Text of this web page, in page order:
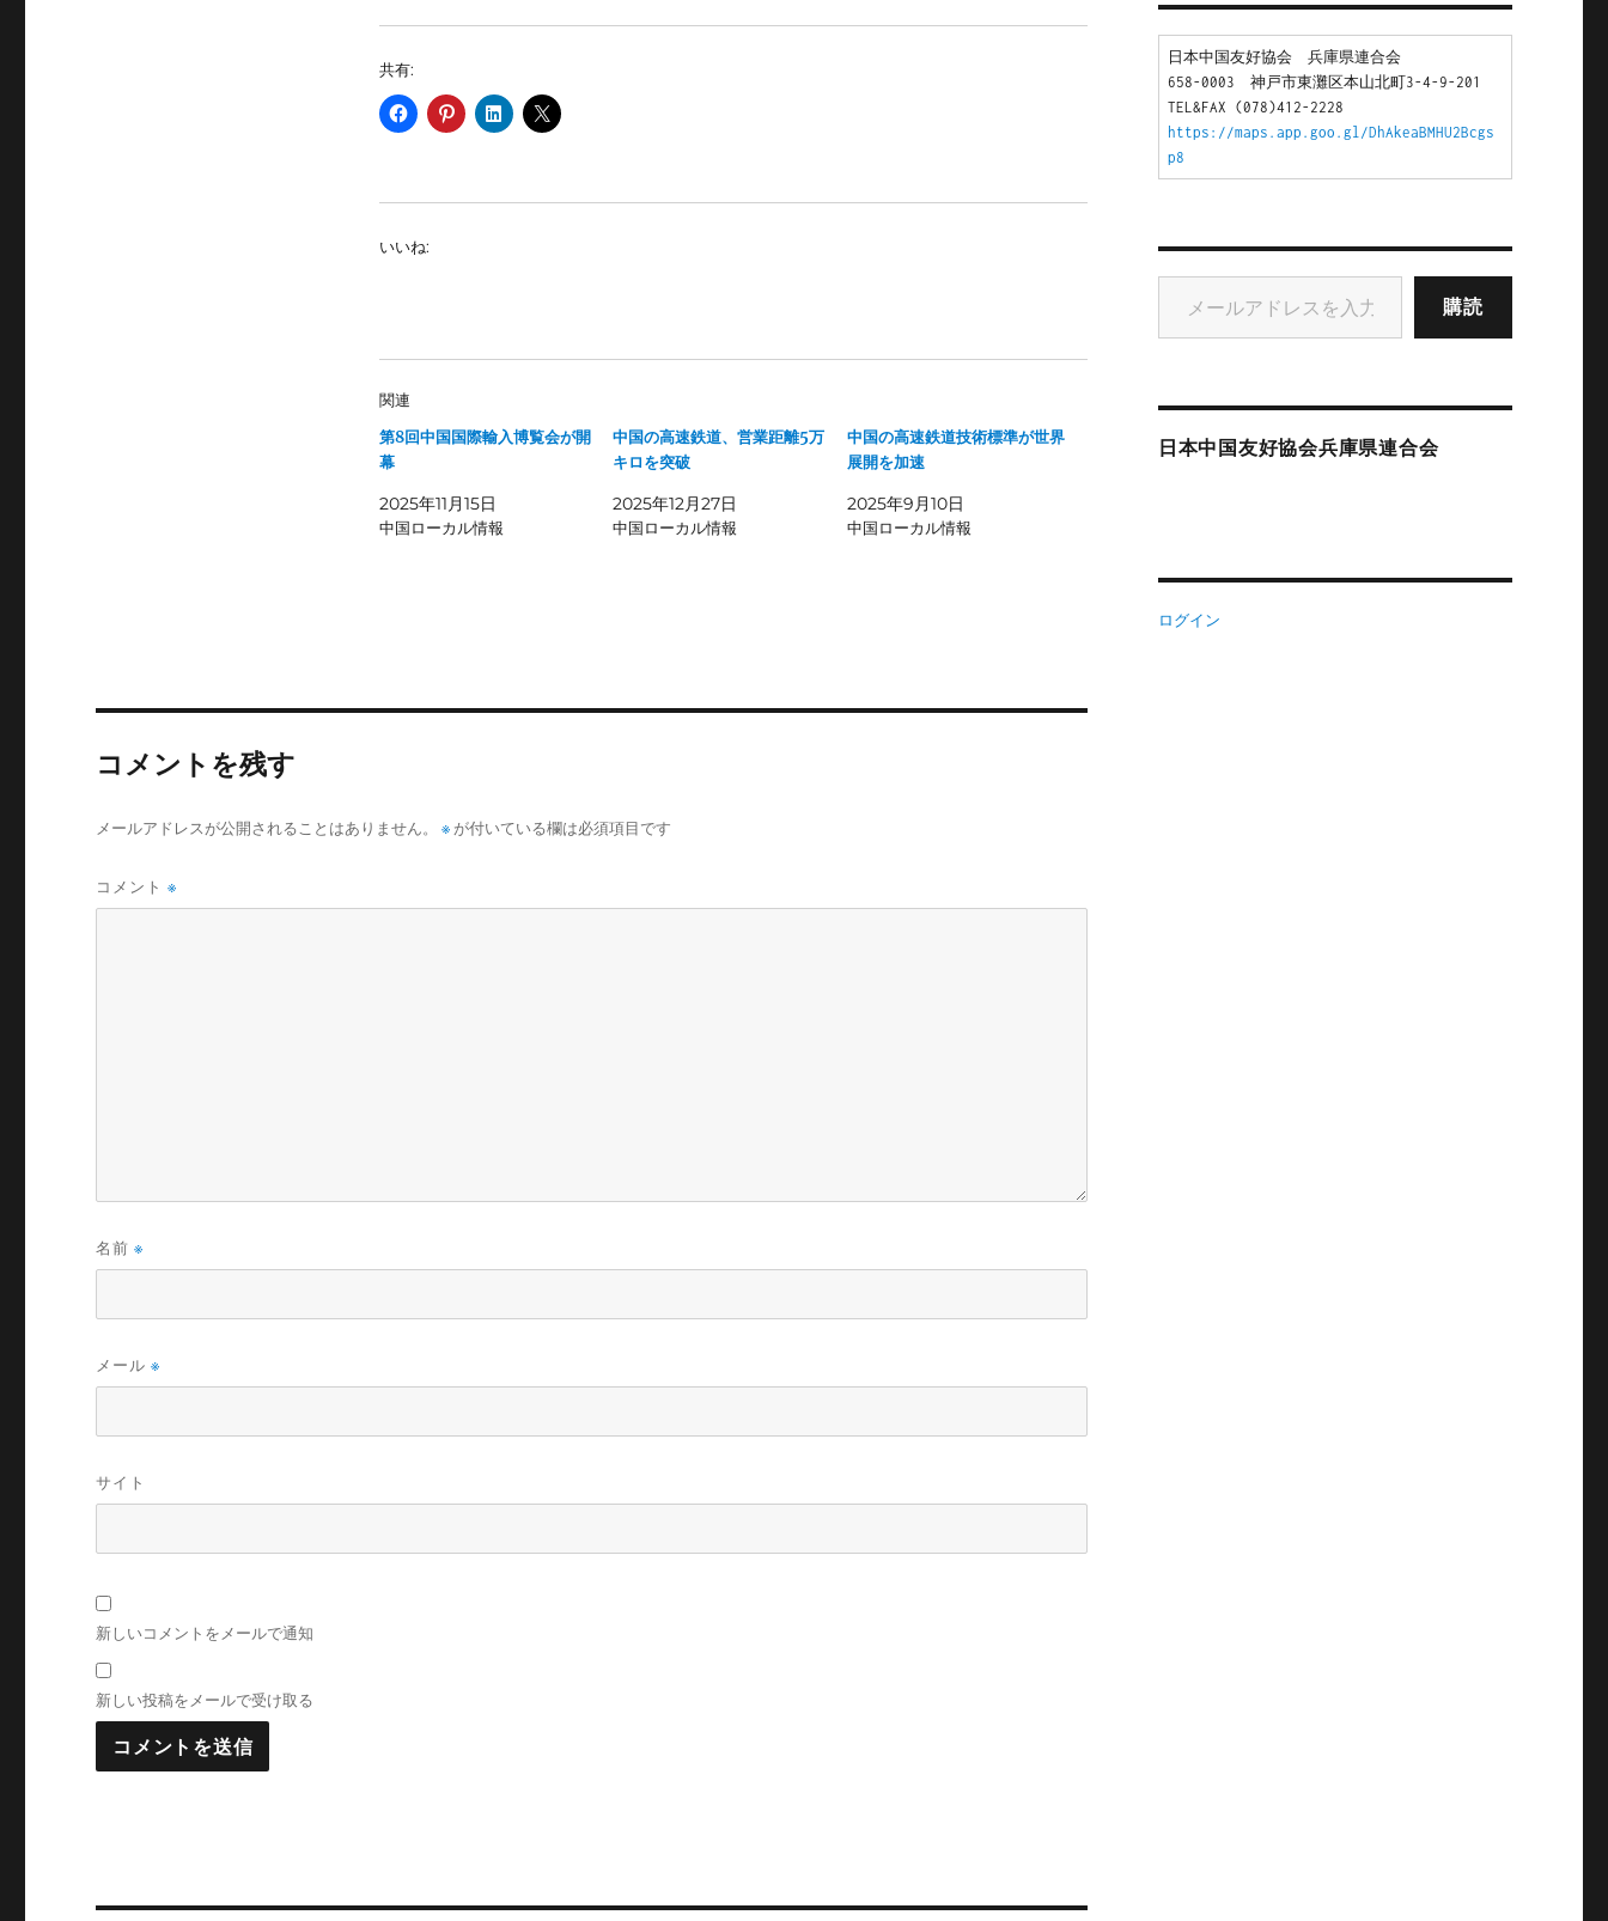
共有:
いいね:
関連
第8回中国国際輸入博覧会が開
幕
2025年11月15日
中国ローカル情報
中国の高速鉄道、営業距離5万
キロを突破
2025年12月27日
中国ローカル情報
中国の高速鉄道技術標準が世界
展開を加速
2025年9月10日
中国ローカル情報
コメントを残す
メールアドレスが公開されることはありません。 ※ が付いている欄は必須項目です
コメント※
名前※
メール※
サイト
新しいコメントをメールで通知
新しい投稿をメールで受け取る
日本中国友好協会　兵庫県連合会
658-0003　神戸市東灘区本山北町3-4-9-201
TEL&FAX (078)412-2228
https://maps.app.goo.gl/DhAkeaBMHU2Bcgs
p8
メールアドレスを入力...
購読
日本中国友好協会兵庫県連合会
ログイン